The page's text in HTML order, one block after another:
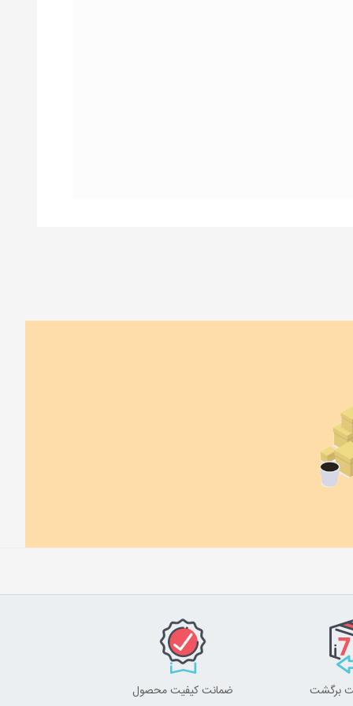
ضمانت کیفیت محصول